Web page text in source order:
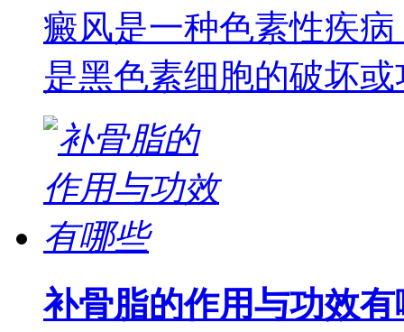
癜风是一种色素性疾
是黑色素细胞的破坏
补骨脂的作用与功效有